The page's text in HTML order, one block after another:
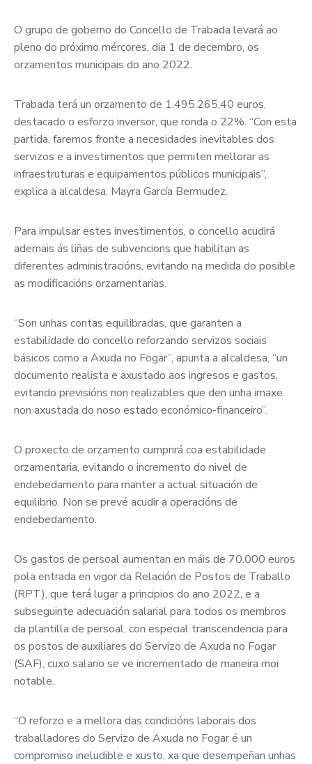
O grupo de goberno do Concello de Trabada levará ao
pleno do próximo mércores, día 1 de decembro, os
orzamentos municipais do ano 2022.
Trabada terá un orzamento de 1.495.265,40 euros,
destacado o esforzo inversor, que ronda o 22%. “Con esta
partida, faremos fronte a necesidades inevitables dos
servizos e a investimentos que permiten mellorar as
infraestruturas e equipamentos públicos municipais”,
explica a alcaldesa, Mayra García Bermudez.
Para impulsar estes investimentos, o concello acudirá
ademais ás liñas de subvencions que habilitan as
diferentes administracións, evitando na medida do posible
as modificacións orzamentarias.
“Son unhas contas equilibradas, que garanten a
estabilidade do concello reforzando servizos sociais
básicos como a Axuda no Fogar”, apunta a alcaldesa, “un
documento realista e axustado aos ingresos e gastos,
evitando previsións non realizables que den unha imaxe
non axustada do noso estado económico-financeiro”.
O proxecto de orzamento cumprirá coa estabilidade
orzamentaria, evitando o incremento do nivel de
endebedamento para manter a actual situación de
equilibrio. Non se prevé acudir a operacións de
endebedamento.
Os gastos de persoal aumentan en máis de 70.000 euros
pola entrada en vigor da Relación de Postos de Traballo
(RPT), que terá lugar a principios do ano 2022, e a
subseguinte adecuación salarial para todos os membros
da plantilla de persoal, con especial transcendencia para
os postos de auxiliares do Servizo de Axuda no Fogar
(SAF), cuxo salario se ve incrementado de maneira moi
notable.
“O reforzo e a mellora das condicións laborais dos
traballadores do Servizo de Axuda no Fogar é un
compromiso ineludible e xusto, xa que desempeñan unhas